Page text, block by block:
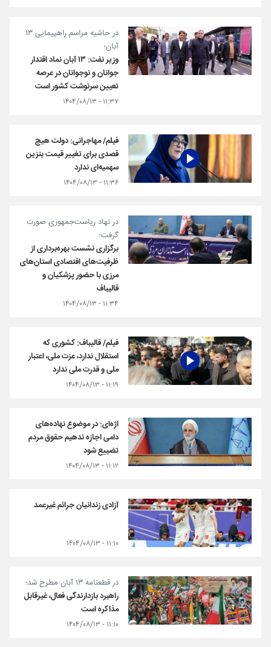
در حاشیه مراسم راهپیمایی ۱۳
آبان؛
وزیر نفت: ۱۳ آبان نماد اقتدار
جوانان و نوجوانان در عرصه
تعیین سرنوشت کشور است
۱۱:۳۷ - ۱۴۰۴/۰۸/۱۳
فیلم/ مهاجرانی: دولت هیچ
قصدی برای تغییر قیمت بنزین
سهمیه‌ای ندارد
۱۱:۳۶ - ۱۴۰۴/۰۸/۱۳
در نهاد ریاست‌جمهوری صورت
گرفت؛
برگزاری نشست بهره‌برداری از
ظرفیت‌های اقتصادی استان‌های
مرزی با حضور پزشکیان و
قالیباف
۱۱:۳۴ - ۱۴۰۴/۰۸/۱۳
فیلم/ قالیباف: کشوری که
استقلال ندارد، عزت ملی، اعتبار
ملی و قدرت ملی ندارد
۱۱:۱۹ - ۱۴۰۴/۰۸/۱۳
اژه‌ای: در موضوع نهاده‌های
دامی اجازه ندهیم حقوق مردم
تضییع شود
۱۱:۱۲ - ۱۴۰۴/۰۸/۱۳
آزادی زندانیان جرائم غیرعمد
۱۱:۱۰ - ۱۴۰۴/۰۸/۱۳
در قطعنامه ۱۳ آبان مطرح شد؛
راهبرد بازدارندگی فعال، غیرقابل
مذاکره است
۱۱:۱۰ - ۱۴۰۴/۰۸/۱۳